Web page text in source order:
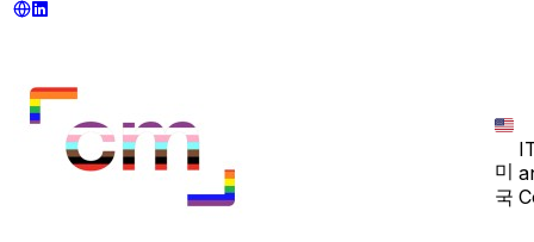
미
국